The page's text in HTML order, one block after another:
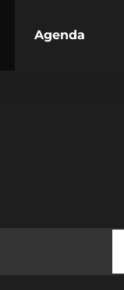
Agenda